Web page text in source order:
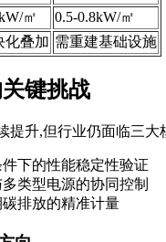
㎡
0.5-0.8kW/㎡
化叠加 需重建基础设施
键挑战
提升,但行业仍面临三大
下的性能稳定性验证
类型电源的协同控制
排放的精准计量